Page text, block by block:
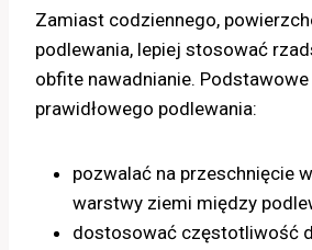
Zamiast codziennego,
podlewania, lepiej stosować
obfite nawadnianie.
prawidłowego podlewania:
pozwalać na przeschnięcie
warstwy ziemi między
dostosować częstotliwość